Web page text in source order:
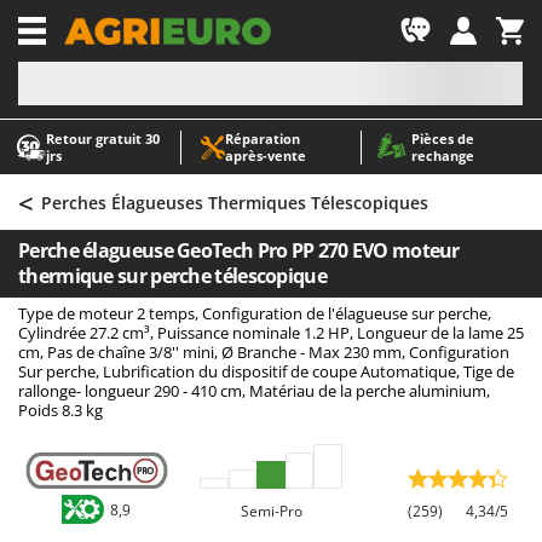
Retour gratuit 30
jrs
Réparation
après‑vente
Pièces de
rechange
-1
A
Abris de jardin
Accessoires pour tracteurs tondeuses autoportés
Aérateurs Scarificateurs pour gazon
Arracheuses de pommes de terre pour tracteur
Aspirateurs - Balais Électriques
Aspirateurs à cendres
Aspirateurs à feuilles sur roues
Aspirateurs de piscine
Aspirateurs Multifonctions
Atomiseurs agricoles pour tracteurs
Atomiseurs pour traitements
A
AgriEuro Premium
AgriEuro TOP-LINE
AGT
Aima
Airmec
AL-KO
ALA 2000
Alce
Alpina
Ama
< Perches Élagueuses Thermiques Télescopiques
Perche élagueuse GeoTech Pro PP 270 EVO moteur
thermique sur perche télescopique
Type de moteur 2 temps, Configuration de l'élagueuse sur perche,
Cylindrée 27.2 cm³, Puissance nominale 1.2 HP, Longueur de la lame 25
cm, Pas de chaîne 3/8'' mini, Ø Branche - Max 230 mm, Configuration
Sur perche, Lubrification du dispositif de coupe Automatique, Tige de
rallonge- longueur 290 - 410 cm, Matériau de la perche aluminium,
Poids 8.3 kg
8,9 Semi-Pro (259) 4,34/5